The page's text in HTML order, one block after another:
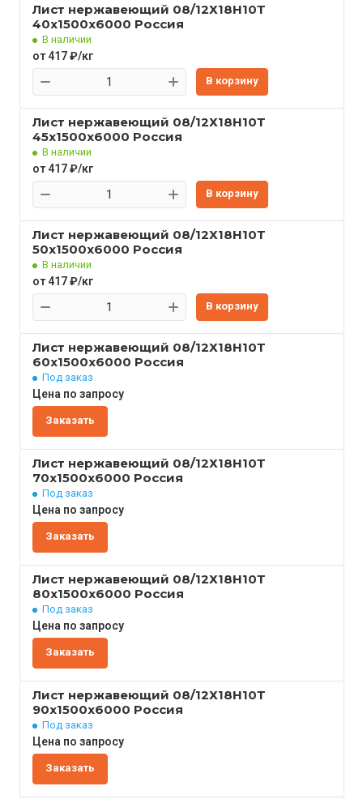
Лист нержавеющий 08/12Х18Н10Т
40x1500x6000 Россия
В наличии
от 417 ₽/кг
В корзину
Лист нержавеющий 08/12Х18Н10Т
45x1500x6000 Россия
В наличии
от 417 ₽/кг
В корзину
Лист нержавеющий 08/12Х18Н10Т
50x1500x6000 Россия
В наличии
от 417 ₽/кг
В корзину
Лист нержавеющий 08/12Х18Н10Т
60x1500x6000 Россия
Под заказ
Цена по запросу
Заказать
Лист нержавеющий 08/12Х18Н10Т
70x1500x6000 Россия
Под заказ
Цена по запросу
Заказать
Лист нержавеющий 08/12Х18Н10Т
80x1500x6000 Россия
Под заказ
Цена по запросу
Заказать
Лист нержавеющий 08/12Х18Н10Т
90x1500x6000 Россия
Под заказ
Цена по запросу
Заказать